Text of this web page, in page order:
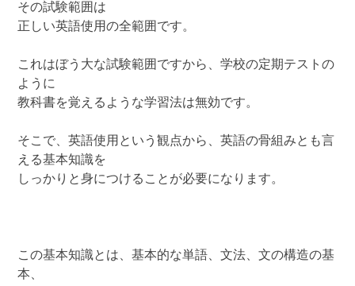
その試験範囲は
正しい英語使用の全範囲です。
これはぼう大な試験範囲ですから、学校の定期テストの
ように
教科書を覚えるような学習法は無効です。
そこで、英語使用という観点から、英語の骨組みとも言
える基本知識を
しっかりと身につけることが必要になります。
この基本知識とは、基本的な単語、文法、文の構造の基
本、